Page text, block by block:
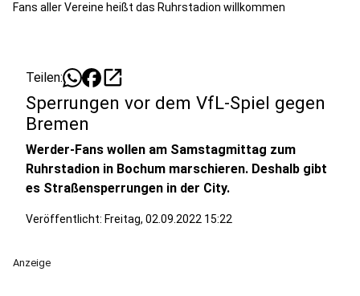
Fans aller Vereine heißt das Ruhrstadion willkommen
Teilen: open_in_new
Sperrungen vor dem VfL-Spiel gegen
Bremen
Werder-Fans wollen am Samstagmittag zum
Ruhrstadion in Bochum marschieren. Deshalb gibt
es Straßensperrungen in der City.
Veröffentlicht: Freitag, 02.09.2022 15:22
Anzeige